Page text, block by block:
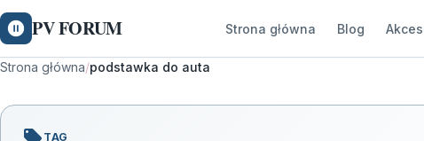
PV FORUM Strona główna Blog
Strona główna/podstawka do auta
TAG